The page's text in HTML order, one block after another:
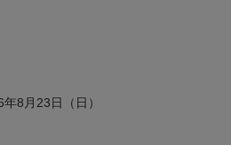
8月23日（日）